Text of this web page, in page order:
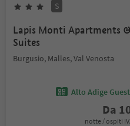
S
Lapis Monti Apartments
Suites
Burgusio, Malles, Val Venosta
Alto Adige
Da
notte / ospiti